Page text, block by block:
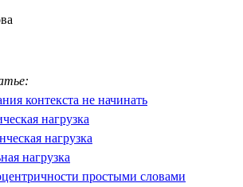
контекста не начинать
нагрузка
нагрузка
нагрузка
простыми словами